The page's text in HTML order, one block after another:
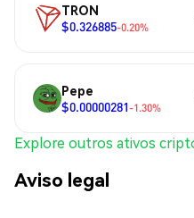
TRON
$0.326885-0.20%
Pepe
$0.00000281-1.30%
Explore outros ativos
Aviso legal